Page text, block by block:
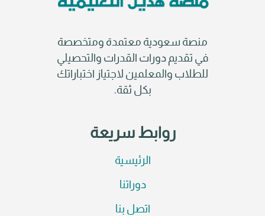
منصة سعودية معتمدة ومتخصصة
في تقديم دورات القدرات والتحصيلي
للطلاب والمعلمين لاجتياز اختباراتك
بكل ثقة.
روابط سريعة
الرئيسية
دوراتنا
اتصل بنا